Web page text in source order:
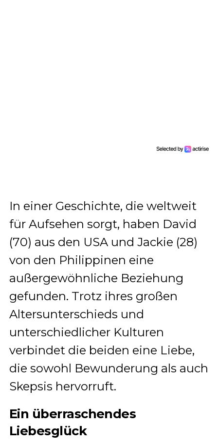
In einer Geschichte, die weltweit
für Aufsehen sorgt, haben David
(70) aus den USA und Jackie (28)
von den Philippinen eine
außergewöhnliche Beziehung
gefunden. Trotz ihres großen
Altersunterschieds und
unterschiedlicher Kulturen
verbindet die beiden eine Liebe,
die sowohl Bewunderung als auch
Skepsis hervorruft.
Ein überraschendes
Liebesglück